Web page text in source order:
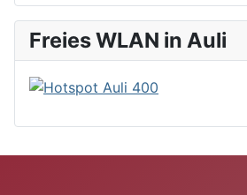
Freies WLAN in Auli